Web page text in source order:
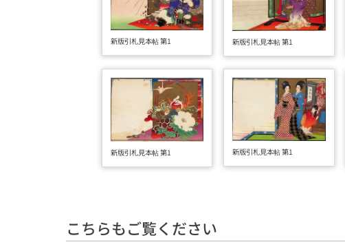
新版引札見本帖 第1 新版引札見本帖 第1
新版引札見本帖 第1 新版引札見本帖 第1
こちらもご覧ください